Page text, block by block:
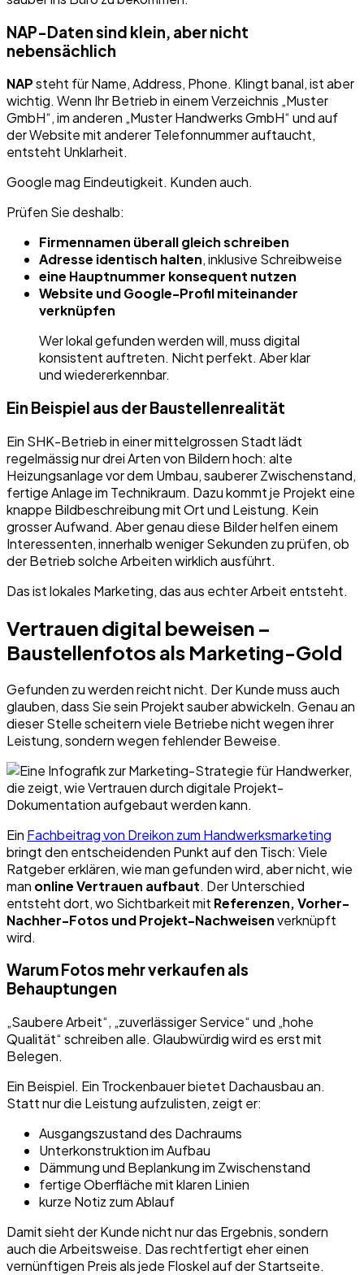
NAP-Daten sind klein, aber nicht
nebensächlich
NAPsteht für Name, Address, Phone. Klingt banal, ist aber
wichtig. Wenn Ihr Betrieb in einem Verzeichnis „Muster
GmbH“, im anderen „Muster Handwerks GmbH“ und auf
der Website mit anderer Telefonnummer auftaucht,
entsteht Unklarheit.
Google mag Eindeutigkeit. Kunden auch.
Prüfen Sie deshalb:
Firmennamen überall gleich schreiben
Adresse identisch halten, inklusive Schreibweise
eine Hauptnummer konsequent nutzen
Website und Google-Profil miteinander
verknüpfen
Wer lokal gefunden werden will, muss digital
konsistent auftreten. Nicht perfekt. Aber klar
und wiedererkennbar.
Ein Beispiel aus der Baustellenrealität
Ein SHK-Betrieb in einer mittelgrossen Stadt lädt
regelmässig nur drei Arten von Bildern hoch: alte
Heizungsanlage vor dem Umbau, sauberer Zwischenstand,
fertige Anlage im Technikraum. Dazu kommt je Projekt eine
knappe Bildbeschreibung mit Ort und Leistung. Kein
grosser Aufwand. Aber genau diese Bilder helfen einem
Interessenten, innerhalb weniger Sekunden zu prüfen, ob
der Betrieb solche Arbeiten wirklich ausführt.
Das ist lokales Marketing, das aus echter Arbeit entsteht.
Vertrauen digital beweisen –
Baustellenfotos als Marketing-Gold
Gefunden zu werden reicht nicht. Der Kunde muss auch
glauben, dass Sie sein Projekt sauber abwickeln. Genau an
dieser Stelle scheitern viele Betriebe nicht wegen ihrer
Leistung, sondern wegen fehlender Beweise.
Ein Fachbeitrag von Dreikon zum Handwerksmarketing
bringt den entscheidenden Punkt auf den Tisch: Viele
Ratgeber erklären, wie man gefunden wird, aber nicht, wie
man online Vertrauen aufbaut. Der Unterschied
entsteht dort, wo Sichtbarkeit mit Referenzen, Vorher-
Nachher-Fotos und Projekt-Nachweisenverknüpft
wird.
Warum Fotos mehr verkaufen als
Behauptungen
„Saubere Arbeit“, „zuverlässiger Service“ und „hohe
Qualität“ schreiben alle. Glaubwürdig wird es erst mit
Belegen.
Ein Beispiel. Ein Trockenbauer bietet Dachausbau an.
Statt nur die Leistung aufzulisten, zeigt er:
Ausgangszustand des Dachraums
Unterkonstruktion im Aufbau
Dämmung und Beplankung im Zwischenstand
fertige Oberfläche mit klaren Linien
kurze Notiz zum Ablauf
Damit sieht der Kunde nicht nur das Ergebnis, sondern
auch die Arbeitsweise. Das rechtfertigt eher einen
vernünftigen Preis als jede Floskel auf der Startseite.